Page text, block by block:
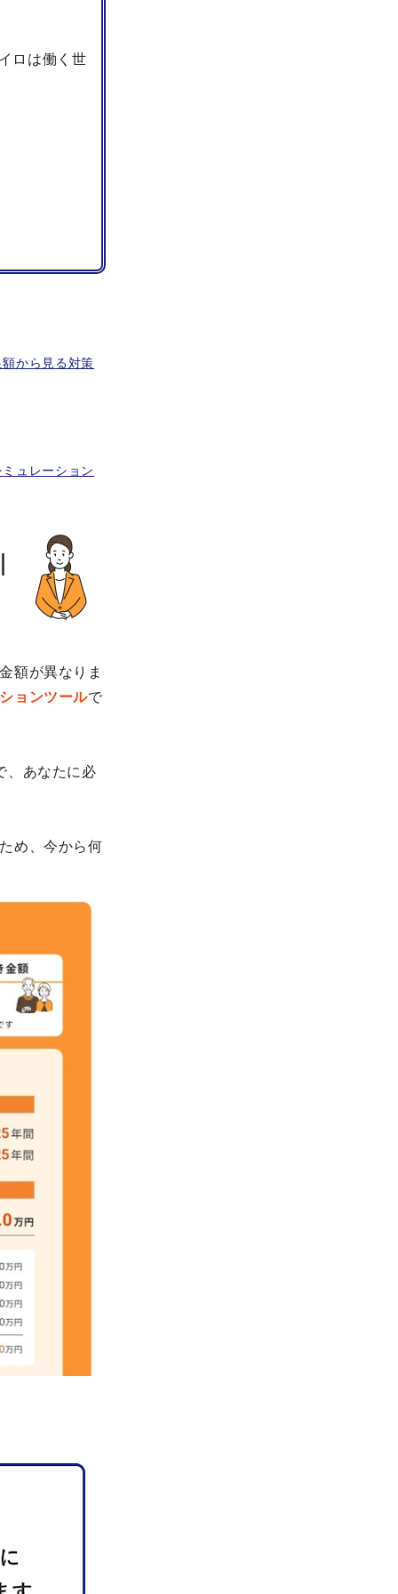
ロは働く世
から見る対策
ュレーション
額が異なりま
ョンツールで
、あなたに必
め、今から何